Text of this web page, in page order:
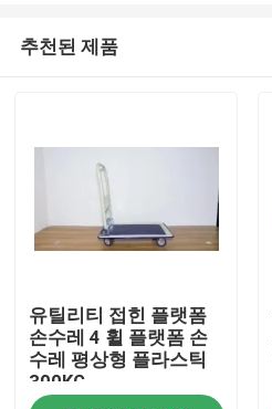
집
추천된 제품
유틸리티 접힌 플랫폼
손수레 4 휠 플랫폼 손
수레 평상형 플라스틱
300KG